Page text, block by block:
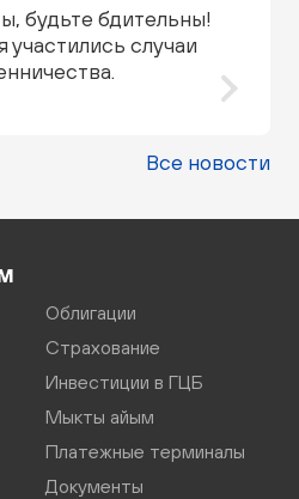
будьте бдительны!
случаи
Все новости
Облигации
Страхование
Инвестиции в ГЦБ
Мыкты айым
Платежные терминалы
Документы